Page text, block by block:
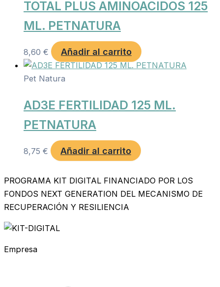
TOTAL PLUS AMINOACIDOS 125
ML. PETNATURA
8,60 € Añadir al carrito
Pet Natura
AD3E FERTILIDAD 125 ML.
PETNATURA
8,75 € Añadir al carrito
PROGRAMA KIT DIGITAL FINANCIADO POR LOS
FONDOS NEXT GENERATION DEL MECANISMO DE
RECUPERACIÓN Y RESILIENCIA
Empresa